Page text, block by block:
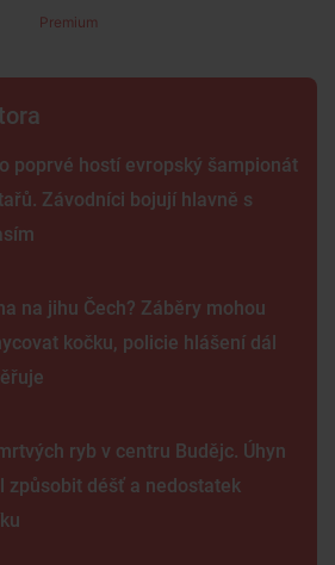
Premium
poprvé hostí evropský šampionát
Závodníci bojují hlavně s
na jihu Čech? Záběry mohou
kočku, policie hlášení dál
ryb v centru Budějc. Úhyn
způsobit déšť a nedostatek